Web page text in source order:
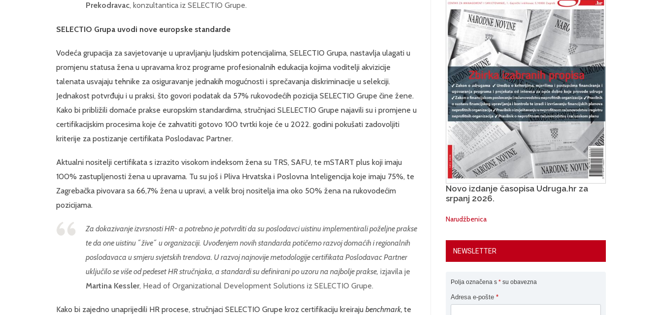
Prekodravac, konzultantica iz SELECTIO Grupe.
SELECTIO Grupa uvodi nove europske standarde
Vodeća grupacija za savjetovanje u upravljanju ljudskim potencijalima, SELECTIO Grupa, nastavlja ulagati u
promjenu statusa žena u upravama kroz programe profesionalnih edukacija kojima voditelji akvizicije
talenata usvajaju tehnike za osiguravanje jednakih mogućnosti i sprečavanja diskriminacije u selekciji.
Jednakost potvrđuju i u praksi, što govori podatak da 57% rukovodećih pozicija SELECTIO Grupe čine žene.
Kako bi približili domaće prakse europskim standardima, stručnjaci SLELECTIO Grupe najavili su i promjene u
certifikacijskim procesima koje će zahvatiti gotovo 100 tvrtki koje će u 2022. godini pokušati zadovoljiti
kriterije za postizanje certifikata Poslodavac Partner.
Aktualni nositelji certifikata s izrazito visokom indeksom žena su TRS, SAFU, te mSTART plus koji imaju
100% zastupljenosti žena u upravama. Tu su još i Pliva Hrvatska i Poslovna Inteligencija koje imaju 75%, te
Zagrebačka pivovara sa 66,7% žena u upravi, a velik broj nositelja ima oko 50% žena na rukovodećim
pozicijama.
Za dokazivanje izvrsnosti HR- a potrebno je potvrditi da su poslodavci uistinu implementirali poželjne prakse
te da one uistinu ˝žive˝ u organizaciji. Uvođenjem novih standarda potičemo razvoj domaćih i regionalnih
poslodavaca u smjeru svjetskih trendova. U razvoj najnovije metodologije certifikata Poslodavac Partner
uključilo se više od pedeset HR stručnjaka, a standardi su definirani po uzoru na najbolje prakse, izjavila je
Martina Kessler, Head of Organizational Development Solutions iz SELECTIO Grupe.
Kako bi zajedno unaprijedili HR procese, stručnjaci SELECTIO Grupe kroz certifikaciju kreiraju benchmark, te
Novo izdanje časopisa Udruga.hr za
srpanj 2026.
Narudžbenica
NEWSLETTER
Polja označena s * su obavezna
Adresa e-pošte *